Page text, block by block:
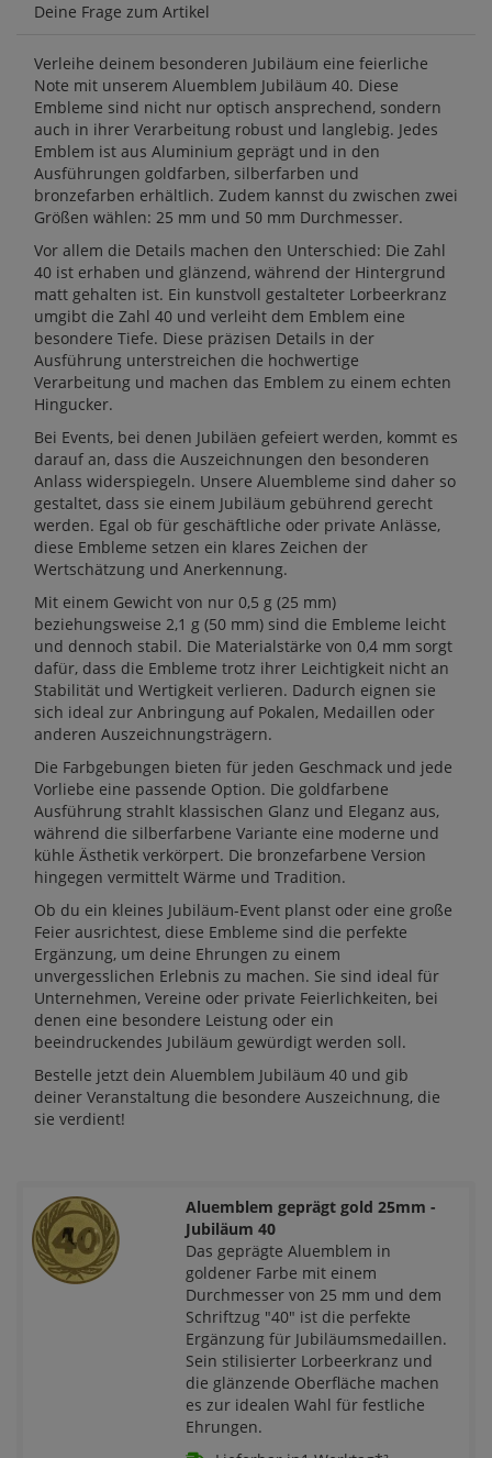
Deine Frage zum Artikel
Verleihe deinem besonderen Jubiläum eine feierliche
Note mit unserem Aluemblem Jubiläum 40. Diese
Embleme sind nicht nur optisch ansprechend, sondern
auch in ihrer Verarbeitung robust und langlebig. Jedes
Emblem ist aus Aluminium geprägt und in den
Ausführungen goldfarben, silberfarben und
bronzefarben erhältlich. Zudem kannst du zwischen zwei
Größen wählen: 25 mm und 50 mm Durchmesser.
Vor allem die Details machen den Unterschied: Die Zahl
40 ist erhaben und glänzend, während der Hintergrund
matt gehalten ist. Ein kunstvoll gestalteter Lorbeerkranz
umgibt die Zahl 40 und verleiht dem Emblem eine
besondere Tiefe. Diese präzisen Details in der
Ausführung unterstreichen die hochwertige
Verarbeitung und machen das Emblem zu einem echten
Hingucker.
Bei Events, bei denen Jubiläen gefeiert werden, kommt es
darauf an, dass die Auszeichnungen den besonderen
Anlass widerspiegeln. Unsere Aluembleme sind daher so
gestaltet, dass sie einem Jubiläum gebührend gerecht
werden. Egal ob für geschäftliche oder private Anlässe,
diese Embleme setzen ein klares Zeichen der
Wertschätzung und Anerkennung.
Mit einem Gewicht von nur 0,5 g (25 mm)
beziehungsweise 2,1 g (50 mm) sind die Embleme leicht
und dennoch stabil. Die Materialstärke von 0,4 mm sorgt
dafür, dass die Embleme trotz ihrer Leichtigkeit nicht an
Stabilität und Wertigkeit verlieren. Dadurch eignen sie
sich ideal zur Anbringung auf Pokalen, Medaillen oder
anderen Auszeichnungsträgern.
Die Farbgebungen bieten für jeden Geschmack und jede
Vorliebe eine passende Option. Die goldfarbene
Ausführung strahlt klassischen Glanz und Eleganz aus,
während die silberfarbene Variante eine moderne und
kühle Ästhetik verkörpert. Die bronzefarbene Version
hingegen vermittelt Wärme und Tradition.
Ob du ein kleines Jubiläum-Event planst oder eine große
Feier ausrichtest, diese Embleme sind die perfekte
Ergänzung, um deine Ehrungen zu einem
unvergesslichen Erlebnis zu machen. Sie sind ideal für
Unternehmen, Vereine oder private Feierlichkeiten, bei
denen eine besondere Leistung oder ein
beeindruckendes Jubiläum gewürdigt werden soll.
Bestelle jetzt dein Aluemblem Jubiläum 40 und gib
deiner Veranstaltung die besondere Auszeichnung, die
sie verdient!
Aluemblem geprägt gold 25mm -
Jubiläum 40
Das geprägte Aluemblem in
goldener Farbe mit einem
Durchmesser von 25 mm und dem
Schriftzug "40" ist die perfekte
Ergänzung für Jubiläumsmedaillen.
Sein stilisierter Lorbeerkranz und
die glänzende Oberfläche machen
es zur idealen Wahl für festliche
Ehrungen.